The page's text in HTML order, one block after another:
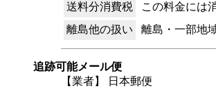
送料分消費税
この料金には
離島他の扱い
離島・一部地
追跡可能メール便
【業者】 日本郵便